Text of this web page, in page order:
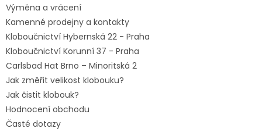
Výměna a vrácení
Kamenné prodejny a kontakty
Kloboučnictví Hybernská 22 - Praha
Kloboučnictví Korunní 37 - Praha
Carlsbad Hat Brno – Minoritská 2
Jak změřit velikost klobouku?
Jak čistit klobouk?
Hodnocení obchodu
Časté dotazy